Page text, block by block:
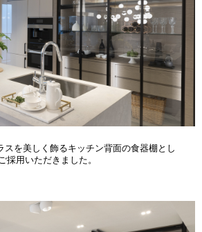
スを美しく飾るキッチン背面の食器棚とし
採用いただきました。